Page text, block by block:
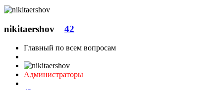
nikitaershov 42
Главный по всем вопросам
Администраторы